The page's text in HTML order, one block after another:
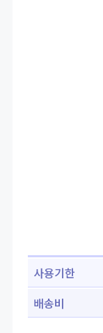
사용기한
배송비